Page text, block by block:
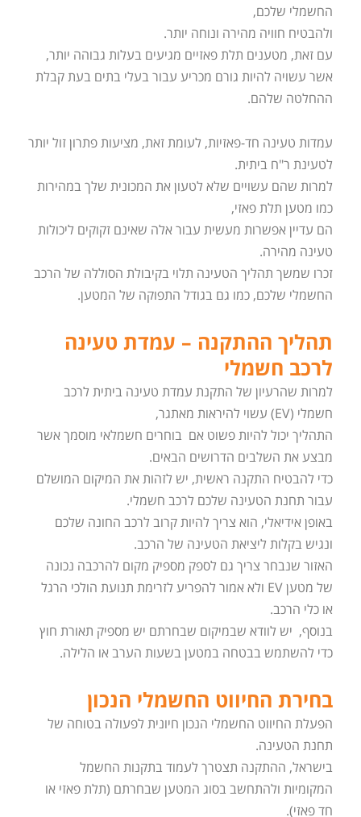
החשמלי שלכם,
ולהבטיח חוויה מהירה ונוחה יותר.
עם זאת, מטענים תלת פאזיים מגיעים בעלות גבוהה יותר,
אשר עשויה להיות גורם מכריע עבור בעלי בתים בעת קבלת
ההחלטה שלהם.
עמדות טעינה חד-פאזיות, לעומת זאת, מציעות פתרון זול יותר
לטעינת ר"ח ביתית.
למרות שהם עשויים שלא לטעון את המכונית שלך במהירות
כמו מטען תלת פאזי,
הם עדיין אפשרות מעשית עבור אלה שאינם זקוקים ליכולות
טעינה מהירה.
זכרו שמשך תהליך הטעינה תלוי בקיבולת הסוללה של הרכב
החשמלי שלכם, כמו גם בגודל התפוקה של המטען.
תהליך ההתקנה – עמדת טעינה
לרכב חשמלי
למרות שהרעיון של התקנת עמדת טעינה ביתית לרכב
חשמלי (EV) עשוי להיראות מאתגר,
התהליך יכול להיות פשוט אם בוחרים חשמלאי מוסמך אשר
מבצע את השלבים הדרושים הבאים.
כדי להבטיח התקנה ראשית, יש לזהות את המיקום המושלם
עבור תחנת הטעינה שלכם לרכב חשמלי.
באופן אידיאלי, הוא צריך להיות קרוב לרכב החונה שלכם
ונגיש בקלות ליציאת הטעינה של הרכב.
האזור שנבחר צריך גם לספק מספיק מקום להרכבה נכונה
של מטען EV ולא אמור להפריע לזרימת תנועת הולכי הרגל
או כלי הרכב.
בנוסף, יש לוודא שבמיקום שבחרתם יש מספיק תאורת חוץ
כדי להשתמש בבטחה במטען בשעות הערב או הלילה.
בחירת החיווט החשמלי הנכון
הפעלת החיווט החשמלי הנכון חיונית לפעולה בטוחה של
תחנת הטעינה.
בישראל, ההתקנה תצטרך לעמוד בתקנות החשמל
המקומיות ולהתחשב בסוג המטען שבחרתם (תלת פאזי או
חד פאזי).